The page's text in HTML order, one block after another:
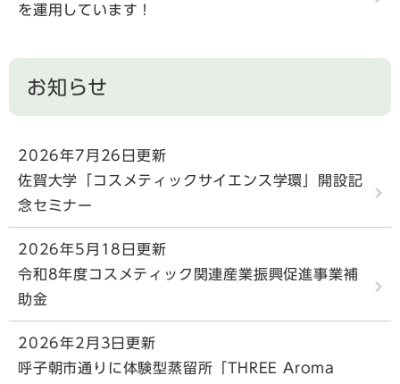
を運用しています！
お知らせ
2026年7月26日更新
佐賀大学「コスメティックサイエンス学環」開設記
念セミナー
2026年5月18日更新
令和8年度コスメティック関連産業振興促進事業補
助金
2026年2月3日更新
呼子朝市通りに体験型蒸留所「THREE Aroma